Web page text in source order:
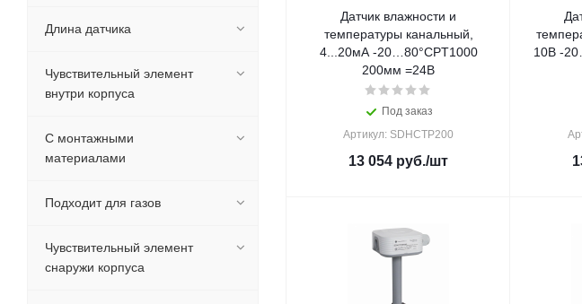
Датчик влажности и
температуры канальный,
4...20мА -20…80°СPT1000
200мм =24В
Под заказ
Артикул: SDHCTP200
13 054 руб./шт
10В -
Длина датчика
Чувствительный элемент
внутри корпуса
С монтажными
материалами
Подходит для газов
Чувствительный элемент
снаружи корпуса